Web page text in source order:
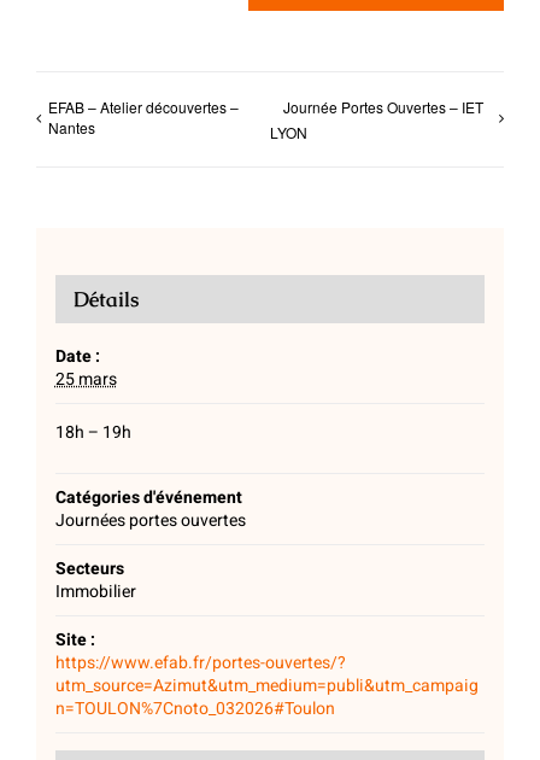
EFAB – Atelier découvertes –
Nantes
Journée Portes Ouvertes – IET
LYON
Détails
Date :
25 mars
18h – 19h
Catégories d'événement
Journées portes ouvertes
Secteurs
Immobilier
Site :
https://www.efab.fr/portes-ouvertes/?
utm_source=Azimut&utm_medium=publi&utm_campaig
n=TOULON%7Cnoto_032026#Toulon